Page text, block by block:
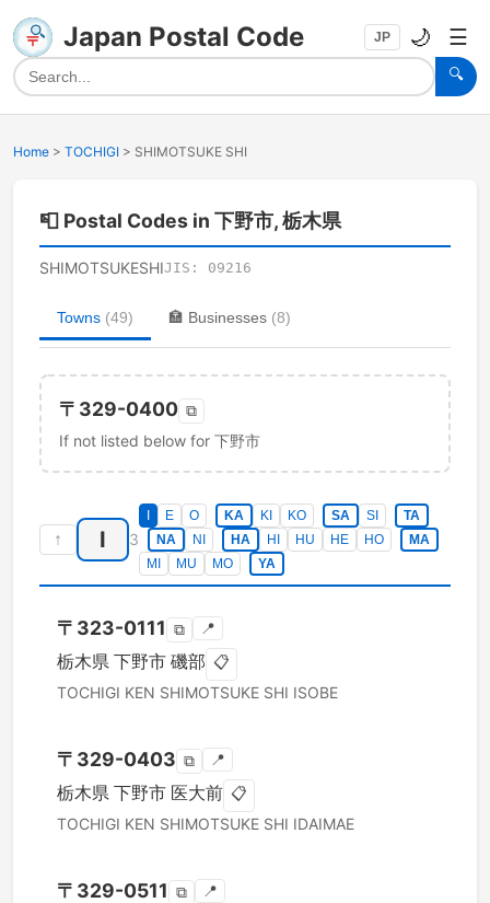
Japan Postal Code
🔍
JP 🌙 ☰
Home > TOCHIGI > SHIMOTSUKE SHI
📮 Postal Codes in 下野市, 栃木県
SHIMOTSUKESHIJIS: 09216
Towns (49) 🏣 Businesses (8)
〒 329-0400 ⧉
If not listed below for 下野市
↑ I 3
E O KA KI KO SA SI
TA
NA
NI HA HI HU HE HO
MA
MI
MU MO YA
〒 323-0111 ⧉ 📍
栃木県 下野市 磯部 📋
TOCHIGI KEN SHIMOTSUKE SHI ISOBE
〒 329-0403 ⧉ 📍
栃木県 下野市 医大前 📋
TOCHIGI KEN SHIMOTSUKE SHI IDAIMAE
〒 329-0511 ⧉ 📍